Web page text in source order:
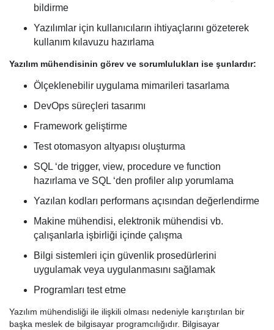
bildirme
Yazılımlar için kullanıcıların ihtiyaçlarını gözeterek
kullanım kılavuzu hazırlama
Yazılım mühendisinin görev ve sorumlulukları ise şunlardır:
Ölçeklenebilir uygulama mimarileri tasarlama
DevOps süreçleri tasarımı
Framework geliştirme
Test otomasyon altyapısı oluşturma
SQL ‘de trigger, view, procedure ve function
hazırlama ve SQL ‘den profiler alıp yorumlama
Yazılan kodları performans açısından değerlendirme
Makine mühendisi, elektronik mühendisi vb.
çalışanlarla işbirliği içinde çalışma
Bilgi sistemleri için güvenlik prosedürlerini
uygulamak veya uygulanmasını sağlamak
Programları test etme
Yazılım mühendisliği ile ilişkili olması nedeniyle karıştırılan bir
başka meslek de bilgisayar programcılığıdır. Bilgisayar